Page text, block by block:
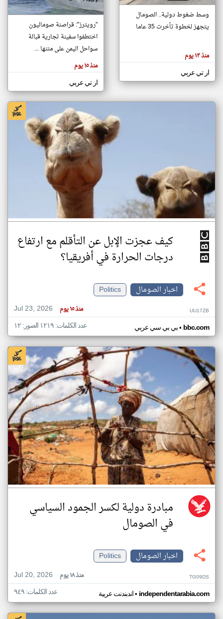
تغيير الدولة
مصادر الأخبار من الصومال
اخبار الصومال على مدار الساعة
أهم اخبار الصومال العاجلة والمباشرة
المقالات
الموجوده
هنا عن
وجهة
كاتبيها.
وسط ضغوط دولية.. الصومال
يتجهز لخطوة تأخرت 35 عاما
منذ ١٣ يوم
ار تي عربي
"رويترز": قراصنة صوماليون
اختطفوا سفينة تجارية قبالة
سواحل اليمن على متنها ...
منذ ١٥ يوم
ار تي عربي
كيف عجزت الإبل عن التأقلم مع ارتفاع
درجات الحرارة في أفريقيا؟
اخبار الصومال
Politics
Jul 23, 2026
منذ ١٥ يوم UU17ZB
بي بي سي عربي• bbc.com عدد الكلمات: ١٢١٩ الصور: ١٢
مبادرة دولية لكسر الجمود السياسي
في الصومال
اخبار الصومال
Politics
Jul 20, 2026
منذ ١٨ يوم TG09DS
اندبندنت عربية• independentarabia.com عدد الكلمات: ٩٤٩
klyoum.com